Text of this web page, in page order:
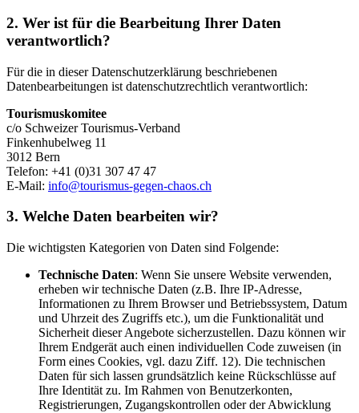
2. Wer ist für die Bearbeitung Ihrer Daten
verantwortlich?
Für die in dieser Datenschutzerklärung beschriebenen
Datenbearbeitungen ist datenschutzrechtlich verantwortlich:
Tourismuskomitee
c/o Schweizer Tourismus-Verband
Finkenhubelweg 11
3012 Bern
Telefon: +41 (0)31 307 47 47
E-Mail: info@tourismus-gegen-chaos.ch
3. Welche Daten bearbeiten wir?
Die wichtigsten Kategorien von Daten sind Folgende:
Technische Daten: Wenn Sie unsere Website verwenden,
erheben wir technische Daten (z.B. Ihre IP-Adresse,
Informationen zu Ihrem Browser und Betriebssystem, Datum
und Uhrzeit des Zugriffs etc.), um die Funktionalität und
Sicherheit dieser Angebote sicherzustellen. Dazu können wir
Ihrem Endgerät auch einen individuellen Code zuweisen (in
Form eines Cookies, vgl. dazu Ziff. 12). Die technischen
Daten für sich lassen grundsätzlich keine Rückschlüsse auf
Ihre Identität zu. Im Rahmen von Benutzerkonten,
Registrierungen, Zugangskontrollen oder der Abwicklung